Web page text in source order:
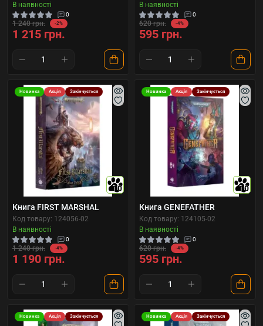
В наявності
0
1 240 грн. -2%
1 215 грн.
В наявності
0
620 грн. -4%
595 грн.
Новинка Акція Закінчується
10
Книга FIRST MARSHAL
Код товару: 124056-02
В наявності
0
1 240 грн. -4%
1 190 грн.
Новинка Акція Закінчується
10
Книга GENEFATHER
Код товару: 124105-02
В наявності
0
620 грн. -4%
595 грн.
Новинка Акція Закінчується Новинка Акція Закінчується